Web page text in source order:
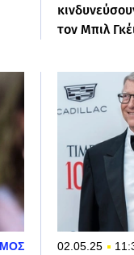
τον Μπιλ
02.05.25